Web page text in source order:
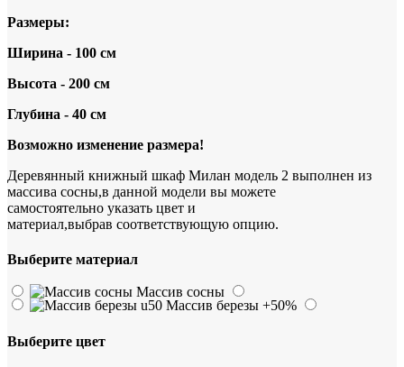
Размеры:
Ширина - 100 см
Высота - 200 см
Глубина - 40 см
Возможно изменение размера!
Деревянный книжный шкаф Милан модель 2 выполнен из
массива сосны,в данной модели вы можете
самостоятельно указать цвет и
материал,выбрав соответствующую опцию.
Выберите материал
Массив сосны
Массив березы +50%
Выберите цвет